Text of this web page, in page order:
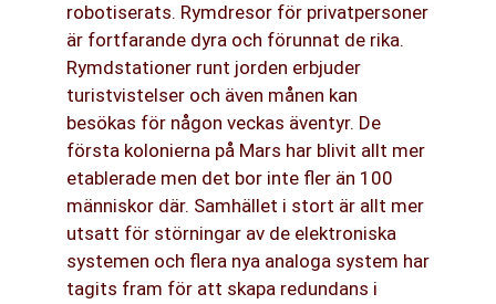
robotiserats. Rymdresor för privatpersoner
är fortfarande dyra och förunnat de rika.
Rymdstationer runt jorden erbjuder
turistvistelser och även månen kan
besökas för någon veckas äventyr. De
första kolonierna på Mars har blivit allt mer
etablerade men det bor inte fler än 100
människor där. Samhället i stort är allt mer
utsatt för störningar av de elektroniska
systemen och flera nya analoga system har
tagits fram för att skapa redundans i